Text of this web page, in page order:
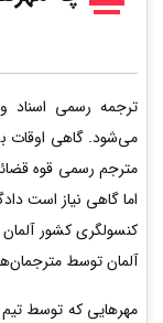
ترجمه رسمی اسناد
می‌شود. گاهی اوقات
مترجم رسمی قوه
اما گاهی نیاز است
کنسولگری کشور
آلمان توسط
مهرهایی که توسط